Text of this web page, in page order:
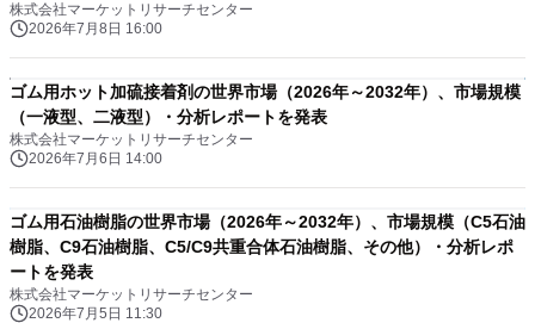
株式会社マーケットリサーチセンター
2026年7月8日 16:00
ゴム用ホット加硫接着剤の世界市場（2026年～2032年）、市場規模
（一液型、二液型）・分析レポートを発表
株式会社マーケットリサーチセンター
2026年7月6日 14:00
ゴム用石油樹脂の世界市場（2026年～2032年）、市場規模（C5石油
樹脂、C9石油樹脂、C5/C9共重合体石油樹脂、その他）・分析レポ
ートを発表
株式会社マーケットリサーチセンター
2026年7月5日 11:30